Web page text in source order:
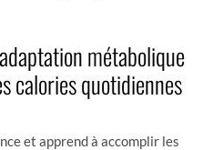
métabolique
calories quotidiennes
et apprend à accomplir les